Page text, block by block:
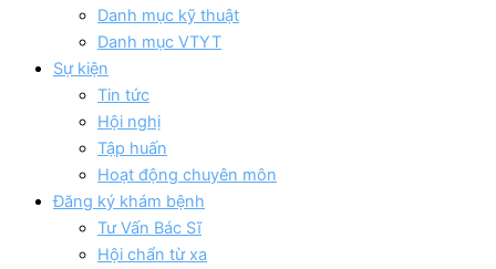
Danh mục kỹ thuật
Danh mục VTYT
Sự kiện
Tin tức
Hội nghị
Tập huấn
Hoạt động chuyên môn
Đăng ký khám bệnh
Tư Vấn Bác Sĩ
Hội chẩn từ xa